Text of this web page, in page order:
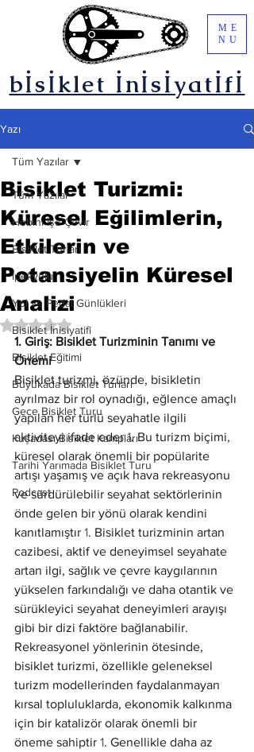
bİsİklet İnİsİyatİfİ
ME
NU
Yazı
Tüm Yazılar
Hobini İşe Çevir
Bisiklet Turları
İpekyolu
Yol ve Pedal Günlükleri
Bisiklet İnisiyatifi
Bisiklet Eğitimi
Büyükada Bisiklet Turları
Gece Bisiklet Turu
Kuşadası Bisiklet Kampları
Tarihi Yarımada Bisiklet Turu
Podcast
Tüm Yazılar
Bisiklet Turizmi:
Küresel Eğilimlerin,
Etkilerin ve
Potansiyelin Küresel
Analizi
5 üzerinden NaN yıldız
1. Giriş: Bisiklet Turizminin Tanımı ve
Önemi
Bisiklet turizmi, özünde, bisikletin
ayrılmaz bir rol oynadığı, eğlence amaçlı
yapılan her türlü seyahatle ilgili
aktiviteyi ifade eder 1. Bu turizm biçimi,
küresel olarak önemli bir popülarite
artışı yaşamış ve açık hava rekreasyonu
ve sürdürülebilir seyahat sektörlerinin
önde gelen bir yönü olarak kendini
kanıtlamıştır 1. Bisiklet turizminin artan
cazibesi, aktif ve deneyimsel seyahate
artan ilgi, sağlık ve çevre kaygılarının
yükselen farkındalığı ve daha otantik ve
sürükleyici seyahat deneyimleri arayışı
gibi bir dizi faktöre bağlanabilir.
Rekreasyonel yönlerinin ötesinde,
bisiklet turizmi, özellikle geleneksel
turizm modellerinden faydalanmayan
kırsal topluluklarda, ekonomik kalkınma
için bir katalizör olarak önemli bir
öneme sahiptir 1. Genellikle daha az